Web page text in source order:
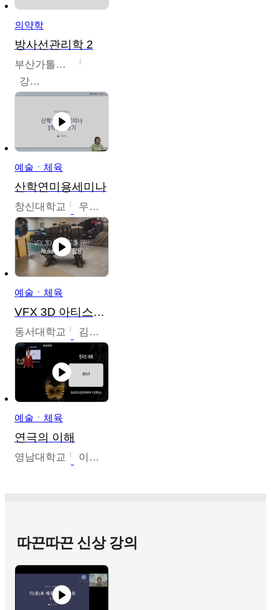
의약학
방사선관리학 2
부산가톨릭대학교
강연희
예술ㆍ체육
산학연미용세미나
창신대학교 우미옥,오윤경,박선이
예술ㆍ체육
VFX 3D 아티스트를 위한 Nuke 의 이해와 활용
동서대학교 김시현
예술ㆍ체육
연극의 이해
영남대학교 이선화
따끈따끈 신상 강의